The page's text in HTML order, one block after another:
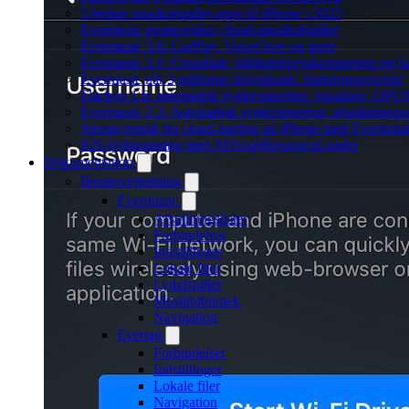
5 bedste musikafspiller-apps til iPhone i 2025
Evermusic promovideo: cloud-musikafspiller
Evermusic 3.6: CarPlay, VoiceOver og mere
Evermusic 3.1: Crossfade, bibliotekssynkronisering og
Evermusic når 3 millioner downloads: funktionsoversigt
Flacbox 1.6: automatisk synkronisering, equalizer,
Evermusic 2.3: Automatisk synkronisering,
Stream musik fra cloud-lagring på iPhone med
iOS-lydstreaming med AVAssetResourceLoader
Dokumentation
Brugervejledning
Evermusic
Afspilningslister
Forbindelser
Indstillinger
Lokale filer
Lydafspiller
Musikbibliotek
Navigation
Evertag
Forbindelser
Indstillinger
Lokale filer
Navigation